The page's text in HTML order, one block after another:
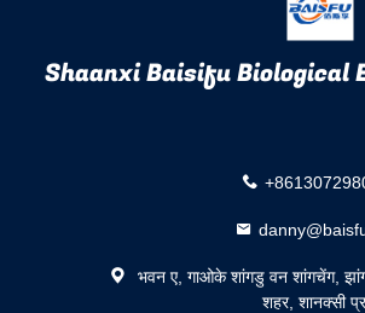
Shaanxi Baisifu Biological
भवन ए, गाओके शांगडु वन शांगचेंग,
शहर, शानक्सी